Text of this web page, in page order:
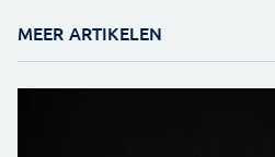
MEER ARTIKELEN